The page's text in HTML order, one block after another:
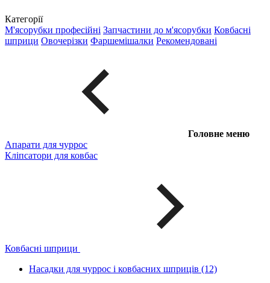
Категорії
М'ясорубки професійні Запчастини до м'ясорубки Ковбасні
шприци Овочерізки Фаршемішалки Рекомендовані
Головне меню
Апарати для чуррос
Кліпсатори для ковбас
Ковбасні шприци
Насадки для чуррос і ковбасних шприців (12)